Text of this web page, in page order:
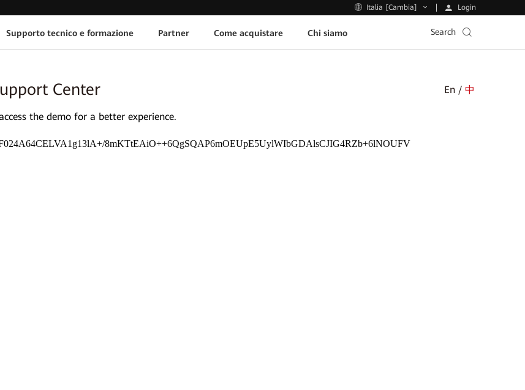
Italia [Cambia] Login
Supporto tecnico e formazione Partner Come acquistare Chi siamo Search
Center En /中
the demo for a better experience.